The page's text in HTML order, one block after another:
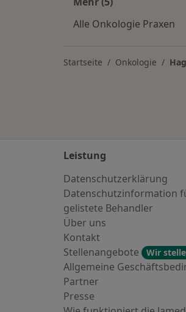
Alle Onkologie Praxen
Startseite Onkologie
Leistung
Datenschutzerklärung
Datenschutzinformation
gelistete Behandler
Über uns
Kontakt
Stellenangebote
Wir
Allgemeine
Partner
Presse